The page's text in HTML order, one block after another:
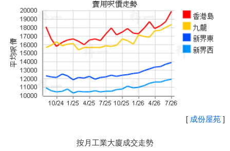
[ 成份屋苑 ]
按月工業大廈成交走勢